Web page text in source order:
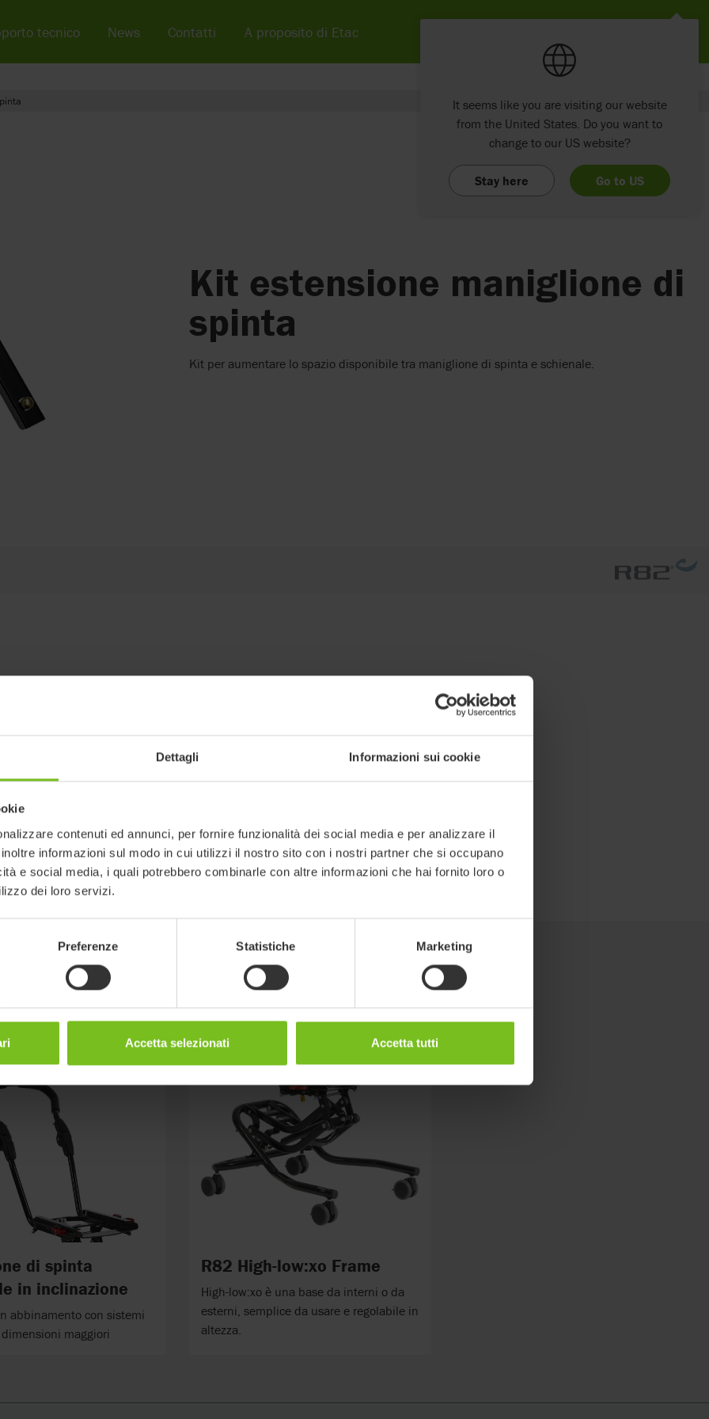
Dettagli Informazioni sui cookie
contenuti ed annunci, per fornire funzionalità dei social media e per analizzare il
informazioni sul modo in cui utilizzi il nostro sito con i nostri partner che si occupano
e social media, i quali potrebbero combinarle con altre informazioni che hai fornito loro o
dei loro servizi.
Preferenze Statistiche Marketing
Accetta selezionati Accetta tutti
Kit estensione maniglione di
spinta
Kit per aumentare lo spazio disponibile tra maniglione di spinta e schienale.
possono essere soggetti
la coerenza con la versione
filtri
di spinta
in inclinazione
abbinamento con sistemi
maggiori
R82 High-low:xo Frame
High-low:xo è una base da interni o da
esterni, semplice da usare e regolabile in
altezza.
tecnico News Contatti A proposito di Etac
It seems like you are visiting our website
from the United States. Do you want to
change to our US website?
Stay here Go to US